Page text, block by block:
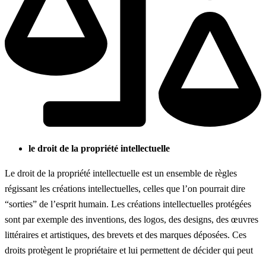
le droit de la propriété intellectuelle
Le droit de la propriété intellectuelle est un ensemble de règles
régissant les créations intellectuelles, celles que l’on pourrait dire
“sorties” de l’esprit humain. Les créations intellectuelles protégées
sont par exemple des inventions, des logos, des designs, des œuvres
littéraires et artistiques, des brevets et des marques déposées. Ces
droits protègent le propriétaire et lui permettent de décider qui peut